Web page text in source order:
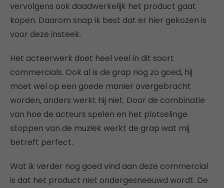
vervolgens ook daadwerkelijk het product gaat
kopen. Daarom snap ik best dat er hier gekozen is
voor deze insteek.
Het acteerwerk doet heel veel in dit soort
commercials. Ook al is de grap nog zo goed, hij
moet wel op een goede manier overgebracht
worden, anders werkt hij niet. Door de combinatie
van hoe de acteurs spelen en het plotselinge
stoppen van de muziek werkt de grap wat mij
betreft perfect.
Wat ik verder nog goed vind aan deze commercial
is dat het product niet ondergesneeuwd wordt. De